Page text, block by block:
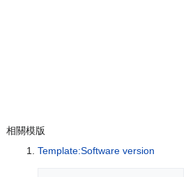
Jump
Jump
相關模版
Template:Software version